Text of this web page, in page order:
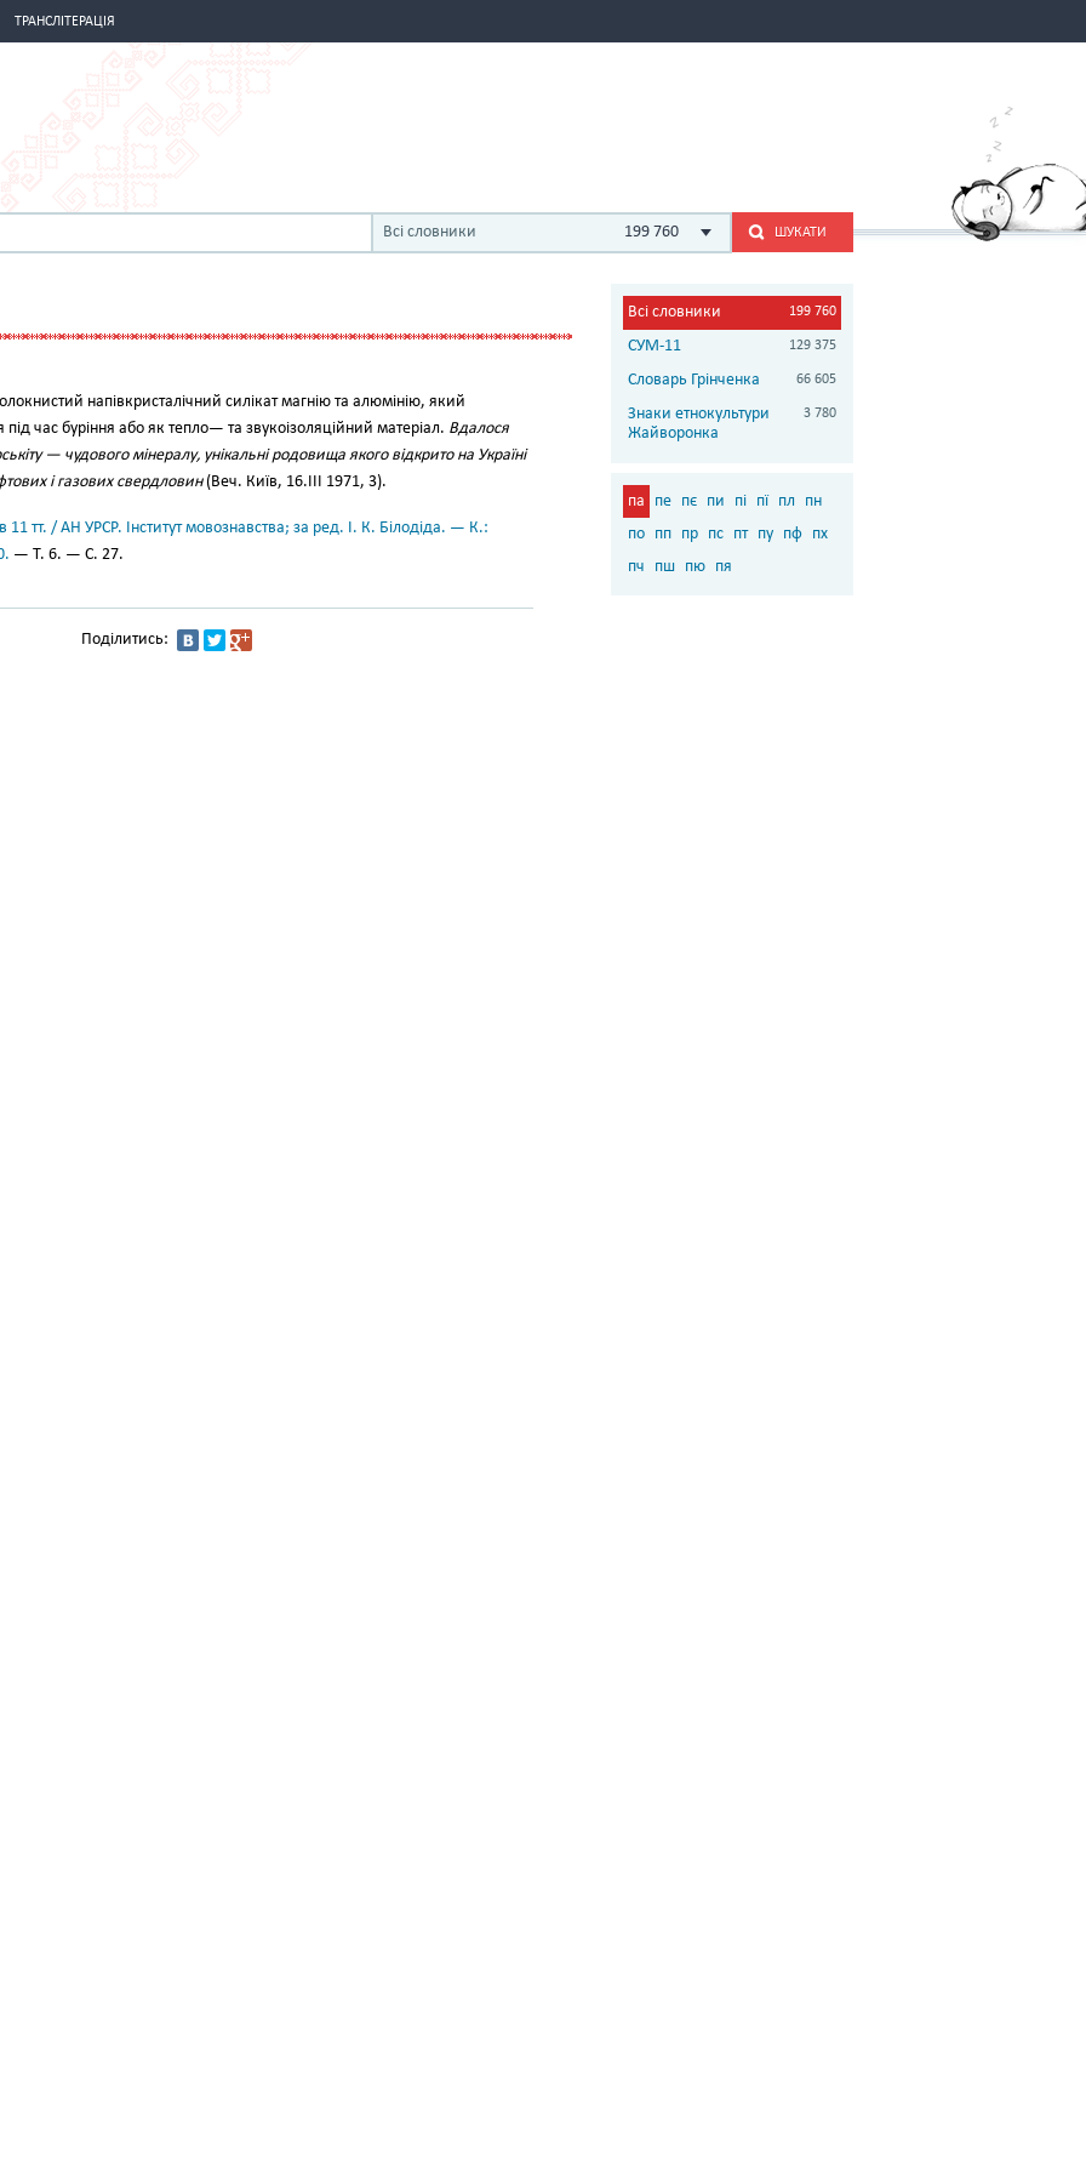
ТРАНСЛІТЕРАЦІЯ
Всі словники 199 760 ШУКАТИ
напівкристалічний силікат магнію та алюмінію, який
час буріння або як тепло— та звукоізоляційний матеріал. Вдалося
— чудового мінералу, унікальні родовища якого відкрито на Україні
і газових свердловин(Веч. Київ, 16.III 1971, 3).
11 тт. / АН УРСР. Інститут мовознавства; за ред. І. К. Білодіда. — К.:
— Т. 6. — С. 27.
Поділитись:
Всі словники 199 760
СУМ-11 129 375
Словарь Грінченка 66 605
Знаки етнокультури
Жайворонка
3 780
па пе пє пи пі пї пл
пн
по пп пр пс пт пу пф пх
пч
пш пю пя